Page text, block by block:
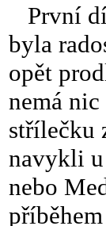
První
byla
opět
nemá
střílečku
navykli
nebo